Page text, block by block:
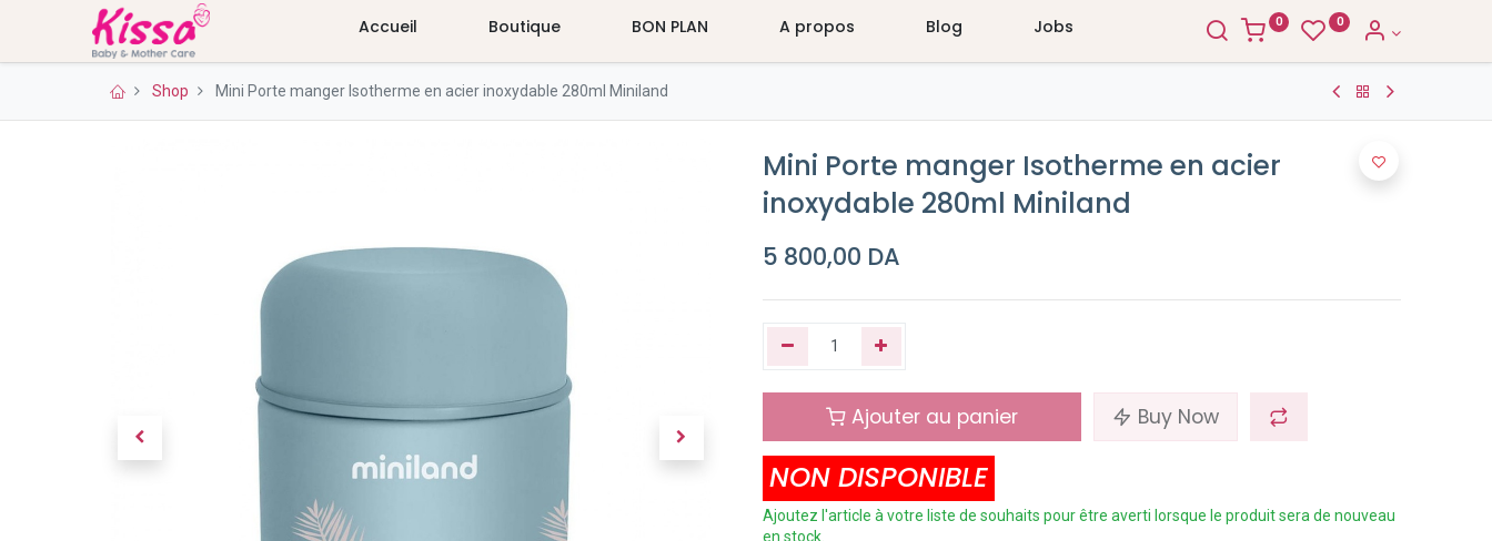
Accueil Boutique BON PLAN A propos Blog Jobs 0 0
Shop Mini Porte manger Isotherme en acier inoxydable 280ml Miniland
Mini Porte manger Isotherme en acier
inoxydable 280ml Miniland
5 800,00 DA
Ajouter au panier Buy Now
NON DISPONIBLE
Ajoutez l'article à votre liste de souhaits pour être averti lorsque le produit sera de nouveau
en stock.